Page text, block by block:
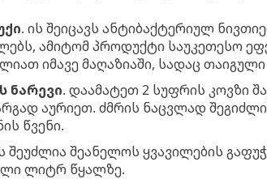
. ის შეიცავს ანტიბაქტერიულ
ამიტომ პროდუქტი საუკეთესო
იმავე მაღაზიაში, სადაც
ნარევი. დაამატეთ 2 სუფრის კოვზი
აურიეთ. ძმრის ნაცვლად
წვენი.
შეანელოს ყვავილების
ლიტრ წყალზე.